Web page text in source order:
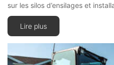
sur les silos d’ensilages et
Lire plus